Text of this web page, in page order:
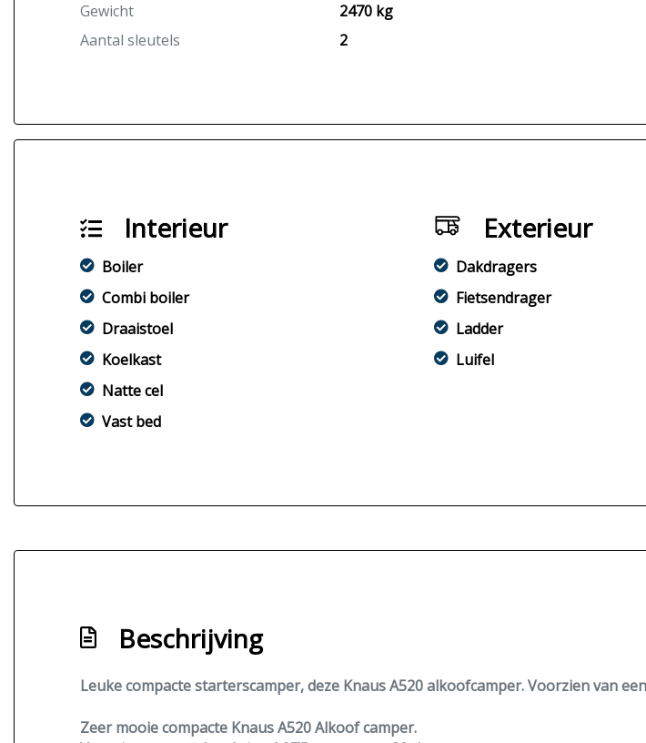
Gewicht
2470 kg
Aantal sleutels
2
Interieur
Boiler
Combi boiler
Draaistoel
Koelkast
Natte cel
Vast bed
Exterieur
Dakdragers
Fietsendrager
Ladder
Luifel
Beschrijving
Leuke compacte starterscamper, deze Knaus A520 alkoofcamper. Voorzien van
Zeer mooie compacte Knaus A520 Alkoof camper.